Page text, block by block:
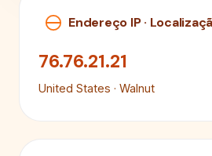
Endereço IP ·
76.76.21.21
United States · Walnut